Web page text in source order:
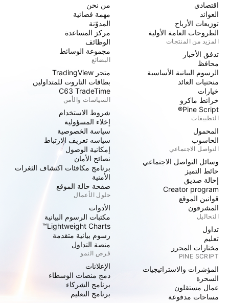
اقتصادي
العوائد
توزيعات الأرباح
الطروحات العامة الأولية
المزيد من المنتجات
تدفق الأخبار
محافظ
الرسوم البيانية الأساسية
منحنيات العائد
خيارات
خرائط ماكرو
Pine Script®
التطبيقات
المحمول
الحاسوب
التواصل الاجتماعي
وسائل التواصل الاجتماعي
حائط التميز
إحالة صديق
Creator program
قوانين الموقع
المشرفون
التحاليل
تداول
تعليم
مختارات المحرر
PINE SCRIPT
المؤشرات والاستراتيجيات
السحرة
عمال مستقلون
مساحات مدفوعة
من نحن
مهمة فضائية
المدوّنة
مركز المساعدة
الوظائف
مجموعة الوسائط
البضائع
متجر TradingView
بطاقات التاروت للمتداولين
C63 TradeTime
السياسات والأمن
شروط الاستخدام
إخلاء المسؤولية
سياسة الخصوصية
سياسه تعريف الارتباط
إمكانية الوصول
نصائح الأمان
برنامج مكافئات اكتشاف الثغرات
الأمنية
صفحة حالة الموقع
حلول الأعمال
الأدوات
مكتبات الرسوم البيانية
Lightweight Charts™
رسوم بيانية متقدمة
منصة التداول
فرص النمو
الإعلانات
دمج منصات الوسطاء
برنامج الشركاء
برنامج التعليم